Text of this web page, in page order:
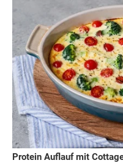
Protein Auflauf mit